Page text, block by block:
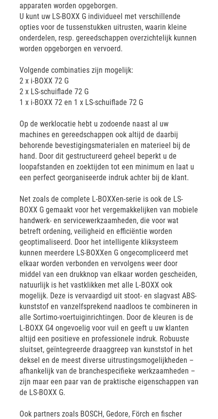
apparaten worden opgeborgen.
U kunt uw LS-BOXX G individueel met verschillende
opties voor de tussenstukken uitrusten, waarin kleine
onderdelen, resp. gereedschappen overzichtelijk kunnen
worden opgeborgen en vervoerd.
Volgende combinaties zijn mogelijk:
2 x i-BOXX 72 G
2 x LS-schuiflade 72 G
1 x i-BOXX 72 en 1 x LS-schuiflade 72 G
Op de werklocatie hebt u zodoende naast al uw
machines en gereedschappen ook altijd de daarbij
behorende bevestigingsmaterialen en materieel bij de
hand. Door dit gestructureerd geheel beperkt u de
loopafstanden en zoektijden tot een minimum en laat u
een perfect georganiseerde indruk achter bij de klant.
Net zoals de complete L-BOXXen-serie is ook de LS-
BOXX G gemaakt voor het vergemakkelijken van mobiele
handwerk- en servicewerkzaamheden, die voor wat
betreft ordening, veiligheid en efficiëntie worden
geoptimaliseerd. Door het intelligente kliksysteem
kunnen meerdere LS-BOXXen G ongecompliceerd met
elkaar worden verbonden en vervolgens weer door
middel van een drukknop van elkaar worden gescheiden,
natuurlijk is het vastklikken met alle L-BOXX ook
mogelijk. Deze is vervaardigd uit stoot- en slagvast ABS-
kunststof en vanzelfsprekend naadloos te combineren in
alle Sortimo-voertuiginrichtingen. Door de kleuren is de
L-BOXX G4 ongevoelig voor vuil en geeft u uw klanten
altijd een positieve en professionele indruk. Robuuste
sluitset, geïntegreerde draaggreep van kunststof in het
deksel en de meest diverse uitrustingsmogelijkheden –
afhankelijk van de branchespecifieke werkzaamheden –
zijn maar een paar van de praktische eigenschappen van
de LS-BOXX G.
Ook partners zoals BOSCH, Gedore, Förch en fischer